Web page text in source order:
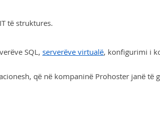
të struktures.
SQL, serverëve virtualë, konfigurimi i
që në kompaninë Prohoster janë të